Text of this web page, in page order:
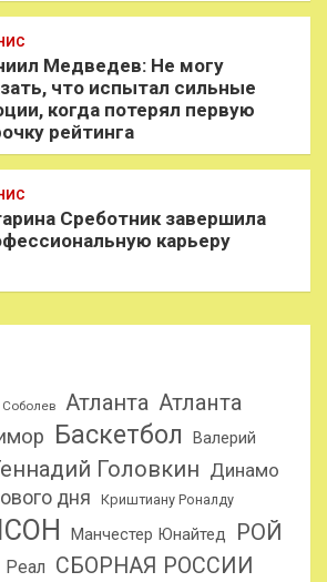
Медведев: Не могу
что испытал сильные
когда потерял первую
рейтинга
Среботник завершила
карьеру
Атланта Атланта
Баскетбол
Валерий
Головкин Динамо
дня Криштиану Роналду
Манчестер Юнайтед
РОЙ
Реал СБОРНАЯ РОССИИ